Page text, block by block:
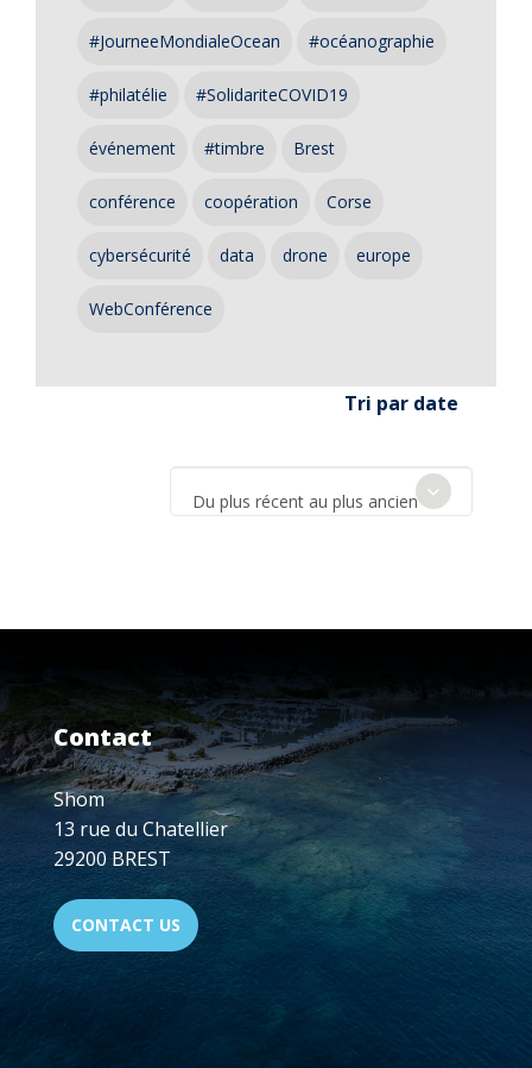
#JourneeMondialeOcean #océanographie
#philatélie #SolidariteCOVID19
événement #timbre Brest
conférence coopération Corse
cybersécurité data drone europe
WebConférence
Tri par date
Du plus récent au plus ancien
Contact
Shom
13 rue du Chatellier
29200 BREST
CONTACT US